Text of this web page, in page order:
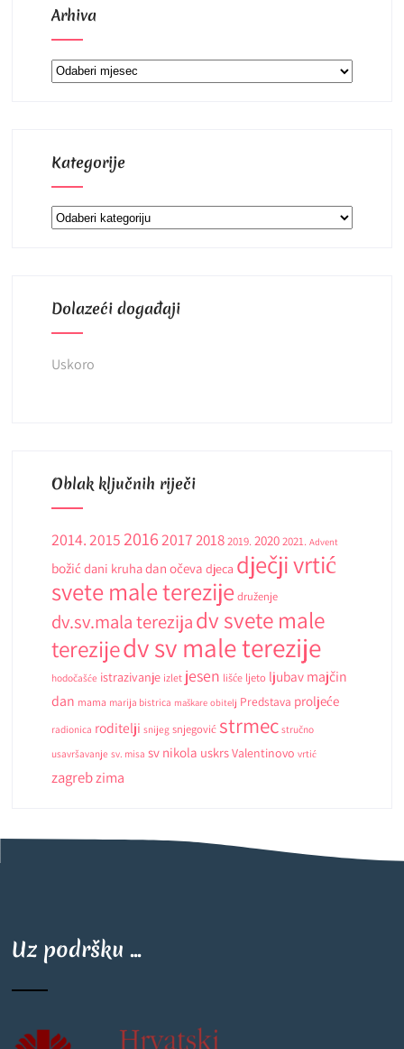
Arhiva
Arhiva
Kategorije
Kategorije
Dolazeći događaji
Uskoro
Oblak ključnih riječi
2014.2015201620172018 2019. 2020 2021. Advent
božić dani kruhadan očeva djeca dječji vrtić
svete male terezije druženje
dv.sv.mala terezijadv svete male
terezijedv sv male terezije
hodočašće istrazivanje izlet jesen lišće ljeto ljubav majčin
dan mama marija bistrica maškare obitelj Predstava proljeće
radionica roditelji snijeg snjegović strmec stručno
usavršavanje sv. misa sv nikola uskrsValentinovo vrtić
zagrebzima
Uz podršku ...